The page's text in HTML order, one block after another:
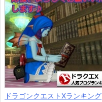
ドラゴンクエストXランキング